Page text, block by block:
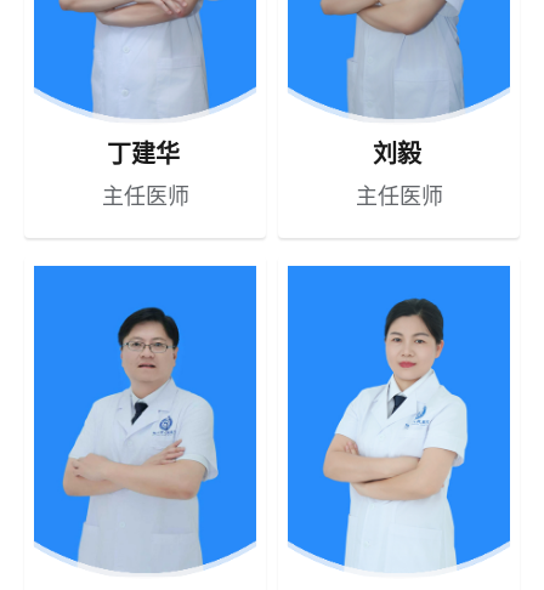
丁建华
主任医师
刘毅
主任医师